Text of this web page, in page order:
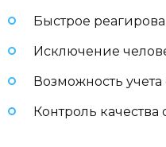
Быстрое
Исключение
Возможность
Контроль